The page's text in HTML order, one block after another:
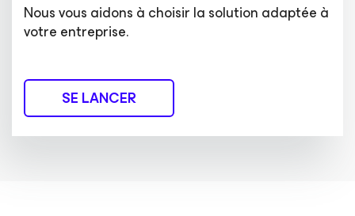
Nous vous aidons à choisir la solution adaptée à
votre entreprise.
SE LANCER